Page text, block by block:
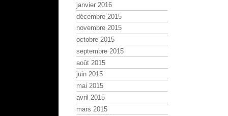
janvier 2016
décembre 2015
novembre 2015
octobre 2015
septembre 2015
août 2015
juin 2015
mai 2015
avril 2015
mars 2015